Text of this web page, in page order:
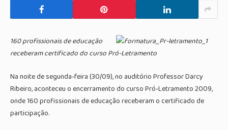
160 profissionais de educação
receberam certificado do curso Pró-Letramento
Na noite de segunda-feira (30/09), no auditório Professor Darcy
Ribeiro, aconteceu o encerramento do curso Pró-Letramento 2009,
onde 160 profissionais de educação receberam o certificado de
participação.